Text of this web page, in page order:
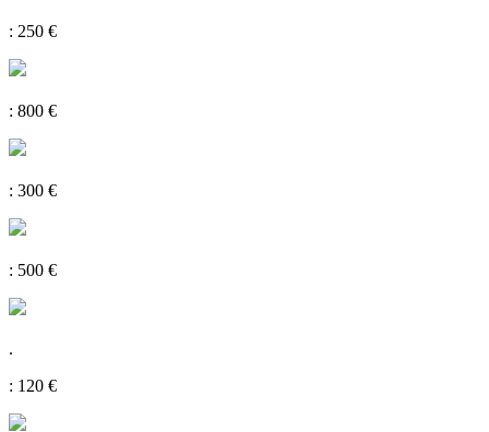
: 250 €
: 800 €
: 300 €
: 500 €
.
: 120 €